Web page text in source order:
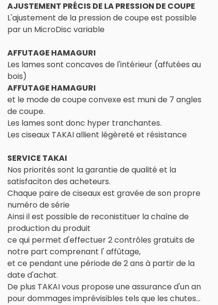
AJUSTEMENT PRÉCIS DE LA PRESSION DE COUPE
L'ajustement de la pression de coupe est possible
par un MicroDisc variable
AFFUTAGE HAMAGURI
Les lames sont concaves de l'intérieur (affutées au
bois)
AFFUTAGE HAMAGURI
et le mode de coupe convexe est muni de 7 angles
de coupe.
Les lames sont donc hyper tranchantes.
Les ciseaux TAKAI allient légèreté et résistance
SERVICE TAKAI
Nos priorités sont la garantie de qualité et la
satisfaciton des acheteurs.
Chaque paire de ciseaux est gravée de son propre
numéro de série
Ainsi il est possible de reconistituer la chaîne de
production du produit
ce qui permet d'effectuer 2 contrôles gratuits de
notre part comprenant l' affûtage,
et ce pendant une période de 2 ans à partir de la
date d'achat.
De plus TAKAI vous propose une assurance d'un an
pour dommages imprévisibles tels que les chutes...